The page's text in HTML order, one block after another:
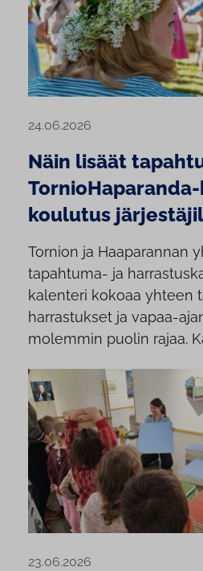
24.06.2026
Näin lisäät
koulutus
Tornion ja Haaparannan
tapahtuma- ja
kalenteri kokoaa yhteen
harrastukset ja vapaa-
molemmin puolin rajaa.
23.06.2026